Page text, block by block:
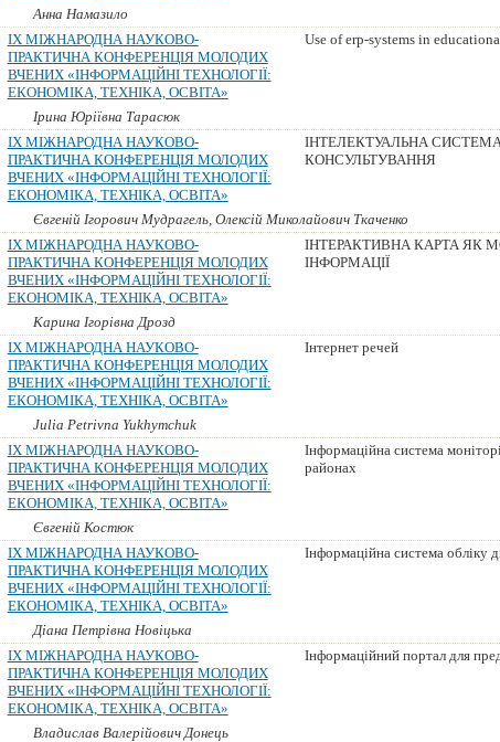
Анна Намазило
IX МІЖНАРОДНА НАУКОВО-
ПРАКТИЧНА КОНФЕРЕНЦІЯ МОЛОДИХ
ВЧЕНИХ «ІНФОРМАЦІЙНІ ТЕХНОЛОГІЇ:
ЕКОНОМІКА, ТЕХНІКА, ОСВІТА»
Use of erp-systems in
Ірина Юріївна Тарасюк
IX МІЖНАРОДНА НАУКОВО-
ПРАКТИЧНА КОНФЕРЕНЦІЯ МОЛОДИХ
ВЧЕНИХ «ІНФОРМАЦІЙНІ ТЕХНОЛОГІЇ:
ЕКОНОМІКА, ТЕХНІКА, ОСВІТА»
ІНТЕЛЕКТУАЛЬНА
КОНСУЛЬТУВАННЯ
Євгеній Ігорович Мудрагель, Олексій Миколайович Ткаченко
IX МІЖНАРОДНА НАУКОВО-
ПРАКТИЧНА КОНФЕРЕНЦІЯ МОЛОДИХ
ВЧЕНИХ «ІНФОРМАЦІЙНІ ТЕХНОЛОГІЇ:
ЕКОНОМІКА, ТЕХНІКА, ОСВІТА»
ІНТЕРАКТИВНА КАРТА ЯК
ІНФОРМАЦІЇ
Карина Ігорівна Дрозд
IX МІЖНАРОДНА НАУКОВО-
ПРАКТИЧНА КОНФЕРЕНЦІЯ МОЛОДИХ
ВЧЕНИХ «ІНФОРМАЦІЙНІ ТЕХНОЛОГІЇ:
ЕКОНОМІКА, ТЕХНІКА, ОСВІТА»
Інтернет речей
Julia Petrivna Yukhymchuk
IX МІЖНАРОДНА НАУКОВО-
ПРАКТИЧНА КОНФЕРЕНЦІЯ МОЛОДИХ
ВЧЕНИХ «ІНФОРМАЦІЙНІ ТЕХНОЛОГІЇ:
ЕКОНОМІКА, ТЕХНІКА, ОСВІТА»
Інформаційна система
районах
Євгеній Костюк
IX МІЖНАРОДНА НАУКОВО-
ПРАКТИЧНА КОНФЕРЕНЦІЯ МОЛОДИХ
ВЧЕНИХ «ІНФОРМАЦІЙНІ ТЕХНОЛОГІЇ:
ЕКОНОМІКА, ТЕХНІКА, ОСВІТА»
Інформаційна система обліку
Діана Петрівна Новіцька
IX МІЖНАРОДНА НАУКОВО-
ПРАКТИЧНА КОНФЕРЕНЦІЯ МОЛОДИХ
ВЧЕНИХ «ІНФОРМАЦІЙНІ ТЕХНОЛОГІЇ:
ЕКОНОМІКА, ТЕХНІКА, ОСВІТА»
Інформаційний портал для
Владислав Валерійович Донець